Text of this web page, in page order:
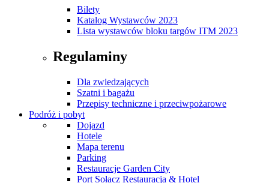
Bilety
Katalog Wystawców 2023
Lista wystawców bloku targów ITM 2023
Regulaminy
Dla zwiedzających
Szatni i bagażu
Przepisy techniczne i przeciwpożarowe
Podróż i pobyt
Dojazd
Hotele
Mapa terenu
Parking
Restauracje Garden City
Port Sołacz Restauracja & Hotel